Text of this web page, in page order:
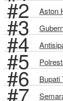
Aston
Bupati